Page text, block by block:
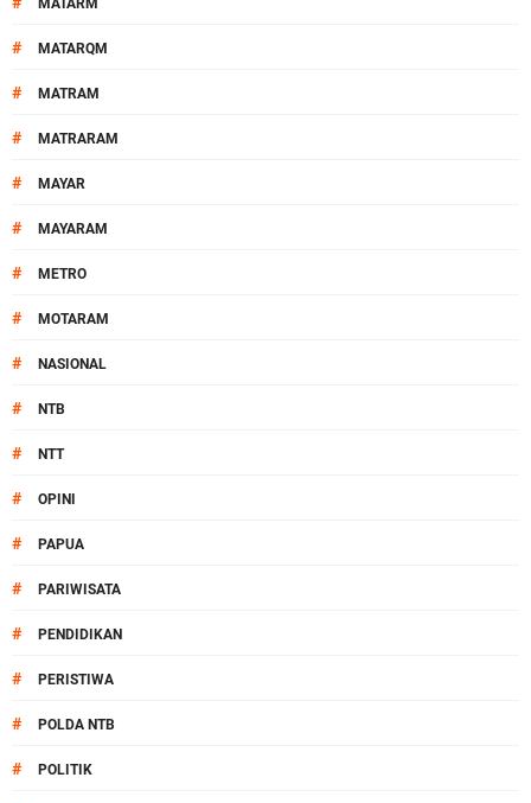
MATARM
# MATARQM
# MATRAM
# MATRARAM
# MAYAR
# MAYARAM
# METRO
# MOTARAM
# NASIONAL
# NTB
# NTT
# OPINI
# PAPUA
# PARIWISATA
# PENDIDIKAN
# PERISTIWA
# POLDA NTB
# POLITIK